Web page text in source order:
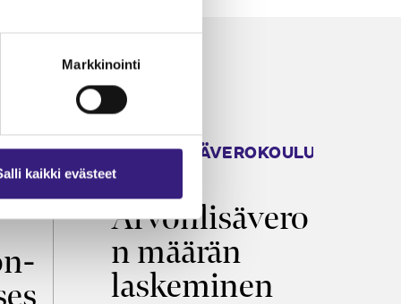
Markkinointi
kaikki evästeet
ARVONLISÄVEROKOULU
2026
Arvonlisävero
n määrän
laskeminen